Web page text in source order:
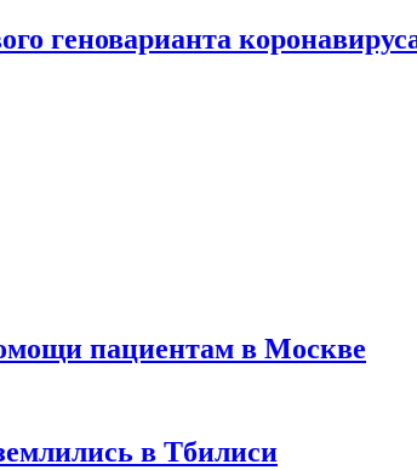
геноварианта
пациентам в Москве
в Тбилиси